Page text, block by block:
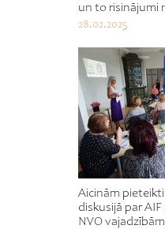
un to risinājumi
28.02.2025
Aicinām
diskusijā par
NVO